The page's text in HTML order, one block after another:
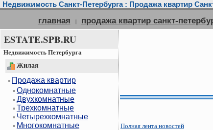
Недвижимость Санкт-Петербурга : Продажа квартир
главная | продажа квартир санкт-
ESTATE.SPB.RU
Недвижимость Петербурга
Жилая
Продажа квартир
Однокомнатные
Двухкомнатные
Трехкомнатные
Четырехкомнатные
Многокомнатные
Полная лента новостей